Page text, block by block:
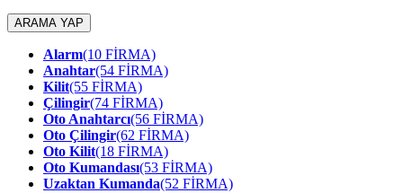
ARAMA YAP
Alarm(10 FİRMA)
Anahtar(54 FİRMA)
Kilit(55 FİRMA)
Çilingir(74 FİRMA)
Oto Anahtarcı(56 FİRMA)
Oto Çilingir(62 FİRMA)
Oto Kilit(18 FİRMA)
Oto Kumandası(53 FİRMA)
Uzaktan Kumanda(52 FİRMA)